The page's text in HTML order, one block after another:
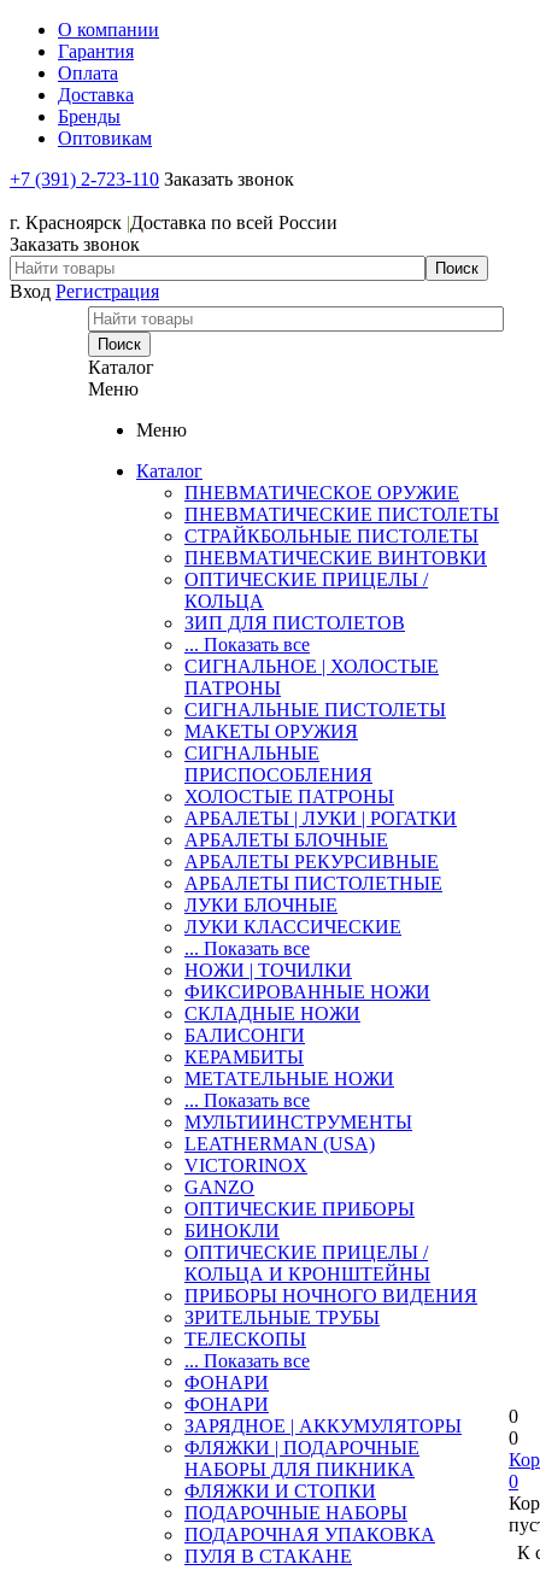
О компании
Гарантия
Оплата
Доставка
Бренды
Оптовикам
+7 (391) 2-723-110 Заказать звонок
г. Красноярск |Доставка по всей России
Заказать звонок
Вход Регистрация
Каталог
Меню
Меню
Каталог
ПНЕВМАТИЧЕСКОЕ ОРУЖИЕ
ПНЕВМАТИЧЕСКИЕ ПИСТОЛЕТЫ
СТРАЙКБОЛЬНЫЕ ПИСТОЛЕТЫ
ПНЕВМАТИЧЕСКИЕ ВИНТОВКИ
ОПТИЧЕСКИЕ ПРИЦЕЛЫ /
КОЛЬЦА
ЗИП ДЛЯ ПИСТОЛЕТОВ
... Показать все
СИГНАЛЬНОЕ | ХОЛОСТЫЕ
ПАТРОНЫ
СИГНАЛЬНЫЕ ПИСТОЛЕТЫ
МАКЕТЫ ОРУЖИЯ
СИГНАЛЬНЫЕ
ПРИСПОСОБЛЕНИЯ
ХОЛОСТЫЕ ПАТРОНЫ
АРБАЛЕТЫ | ЛУКИ | РОГАТКИ
АРБАЛЕТЫ БЛОЧНЫЕ
АРБАЛЕТЫ РЕКУРСИВНЫЕ
АРБАЛЕТЫ ПИСТОЛЕТНЫЕ
ЛУКИ БЛОЧНЫЕ
ЛУКИ КЛАССИЧЕСКИЕ
... Показать все
НОЖИ | ТОЧИЛКИ
ФИКСИРОВАННЫЕ НОЖИ
СКЛАДНЫЕ НОЖИ
БАЛИСОНГИ
КЕРАМБИТЫ
МЕТАТЕЛЬНЫЕ НОЖИ
... Показать все
МУЛЬТИИНСТРУМЕНТЫ
LEATHERMAN (USA)
VICTORINOX
GANZO
ОПТИЧЕСКИЕ ПРИБОРЫ
БИНОКЛИ
ОПТИЧЕСКИЕ ПРИЦЕЛЫ /
КОЛЬЦА И КРОНШТЕЙНЫ
ПРИБОРЫ НОЧНОГО ВИДЕНИЯ
ЗРИТЕЛЬНЫЕ ТРУБЫ
ТЕЛЕСКОПЫ
... Показать все
ФОНАРИ
ФОНАРИ
ЗАРЯДНОЕ | АККУМУЛЯТОРЫ
ФЛЯЖКИ | ПОДАРОЧНЫЕ
НАБОРЫ ДЛЯ ПИКНИКА
ФЛЯЖКИ И СТОПКИ
ПОДАРОЧНЫЕ НАБОРЫ
ПОДАРОЧНАЯ УПАКОВКА
ПУЛЯ В СТАКАНЕ
0
0
0
К